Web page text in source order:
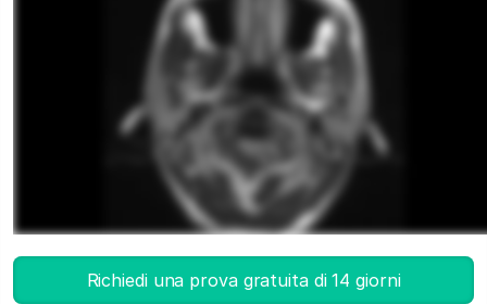
Richiedi una prova gratuita di 14 giorni